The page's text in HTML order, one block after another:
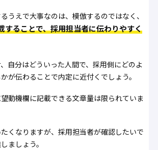
うえで大事なのは、模倣するのではなく、
することで、採用担当者に伝わりやすく
自分はどういった人間で、採用側にどのよ
が伝わることで内定に近付くでしょう。
動機欄に記載できる文章量は限られていま
くなりますが、採用担当者が確認したいで
ましょう。